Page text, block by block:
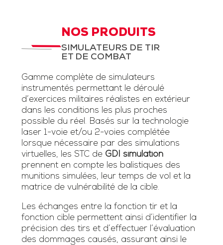
NOS PRODUITS
SIMULATEURS DE TIR
ET DE COMBAT
Gamme complète de simulateurs
instrumentés permettant le déroulé
d’exercices militaires réalistes en extérieur
dans les conditions les plus proches
possible du réel. Basés sur la technologie
laser 1-voie et/ou 2-voies complétée
lorsque nécessaire par des simulations
virtuelles, les STC de GDI simulation
prennent en compte les balistiques des
munitions simulées, leur temps de vol et la
matrice de vulnérabilité de la cible.
Les échanges entre la fonction tir et la
fonction cible permettent ainsi d’identifier la
précision des tirs et d’effectuer l’évaluation
des dommages causés, assurant ainsi le